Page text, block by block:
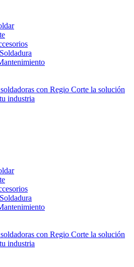
con Regio Corte la solución
industria
con Regio Corte la solución
industria